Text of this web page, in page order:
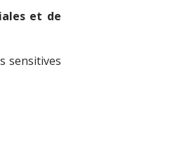
et de
sensitives